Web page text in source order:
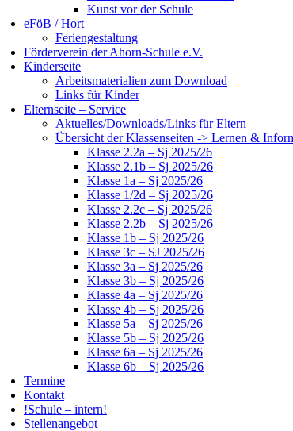
Kunst vor der Schule
eFöB / Hort
Feriengestaltung
Förderverein der Ahorn-Schule e.V.
Kinderseite
Arbeitsmaterialien zum Download
Links für Kinder
Elternseite – Service
Aktuelles/Downloads/Links für Eltern
Übersicht der Klassenseiten -> Lernen &
Klasse 2.2a – Sj 2025/26
Klasse 2.1b – Sj 2025/26
Klasse 1a – Sj 2025/26
Klasse 1/2d – Sj 2025/26
Klasse 2.2c – Sj 2025/26
Klasse 2.2b – Sj 2025/26
Klasse 1b – Sj 2025/26
Klasse 3c – SJ 2025/26
Klasse 3a – Sj 2025/26
Klasse 3b – Sj 2025/26
Klasse 4a – Sj 2025/26
Klasse 4b – Sj 2025/26
Klasse 5a – Sj 2025/26
Klasse 5b – Sj 2025/26
Klasse 6a – Sj 2025/26
Klasse 6b – Sj 2025/26
Termine
Kontakt
!Schule – intern!
Stellenangebot